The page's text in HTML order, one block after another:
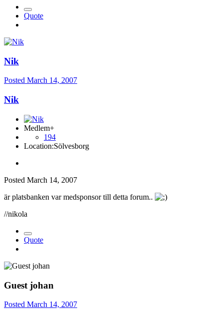
Quote
Nik
Posted March 14, 2007
Nik
Medlem+
194
Location:Sölvesborg
Posted March 14, 2007
är platsbanken var medsponsor till detta forum..
//nikola
Quote
Guest johan
Posted March 14, 2007